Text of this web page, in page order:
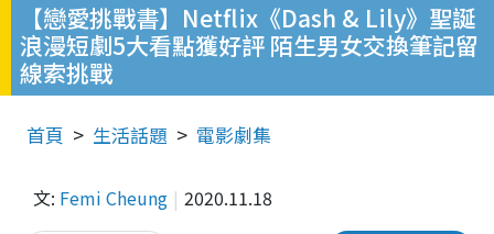
【戀愛挑戰書】Netflix《Dash & Lily》聖誕
浪漫短劇5大看點獲好評 陌生男女交換筆記留
線索挑戰
首頁 生活話題 電影劇集
文: Femi Cheung 2020.11.18